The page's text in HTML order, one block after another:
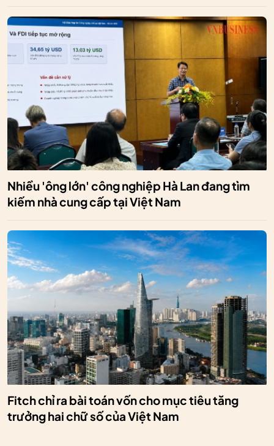
Nhiều 'ông lớn' công nghiệp Hà Lan đang tìm
kiếm nhà cung cấp tại Việt Nam
Fitch chỉ ra bài toán vốn cho mục tiêu tăng
trưởng hai chữ số của Việt Nam